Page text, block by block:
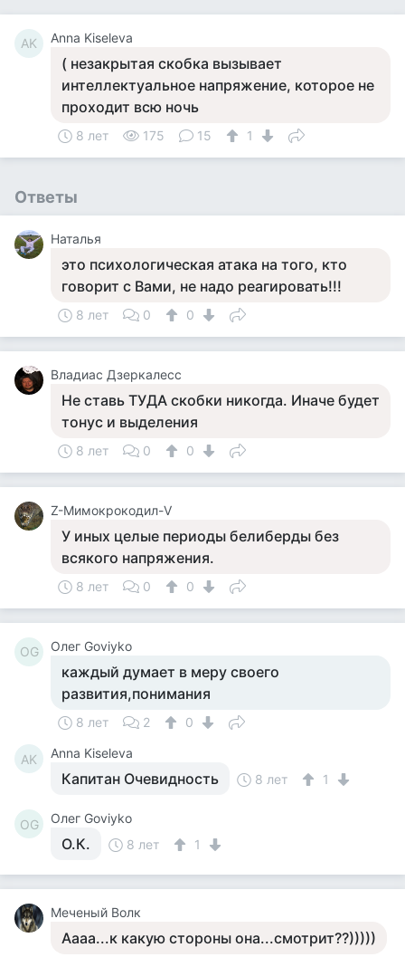
AK Anna Kiseleva
( незакрытая скобка вызывает
интеллектуальное напряжение, которое не
проходит всю ночь
8 лет 175 15 1
Ответы
Наталья
это психологическая атака на того, кто
говорит с Вами, не надо реагировать!!!
8 лет 0 0
Владиас Дзеркалесс
Не ставь ТУДА скобки никогда. Иначе будет
тонус и выделения
8 лет 0 0
Z-Мимокрокодил-V
У иных целые периоды белиберды без
всякого напряжения.
8 лет 0 0
ОG Олег Goviyko
каждый думает в меру своего
развития,понимания
8 лет 2 0
AK Anna Kiseleva
Капитан Очевидность 8 лет 1
ОG Олег Goviyko
О.К. 8 лет 1
Меченый Волк
Аааа...к какую стороны она...смотрит??)))))